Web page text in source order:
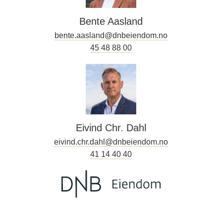
Bente Aasland
bente.aasland@dnbeiendom.no
45 48 88 00
Eivind Chr. Dahl
eivind.chr.dahl@dnbeiendom.no
41 14 40 40